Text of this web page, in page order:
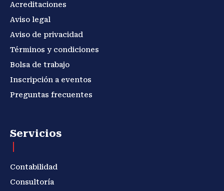
Acreditaciones
Aviso legal
Aviso de privacidad
Términos y condiciones
Bolsa de trabajo
Inscripción a eventos
Preguntas frecuentes
Servicios
Contabilidad
Consultoría